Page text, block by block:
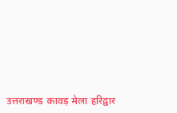
उत्तराखण्ड कावड़ मेला हरिद्वार